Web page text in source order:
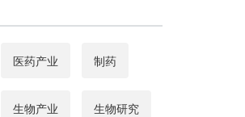
医药产业 制药
生物产业 生物研究